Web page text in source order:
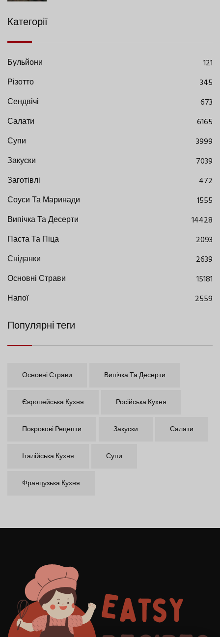
Категорії
Бульйони
121
Різотто
345
Сендвічі
673
Салати
6165
Супи
3999
Закуски
7039
Заготівлі
472
Соуси Та Маринади
1555
Випічка Та Десерти
14428
Паста Та Піца
2093
Сніданки
2639
Основні Страви
15181
Напої
2559
Популярні теги
Основні Страви Випічка Та Десерти
Європейська Кухня Російська Кухня
Покрокові Рецепти Закуски Салати
Італійська Кухня Супи
Французька Кухня